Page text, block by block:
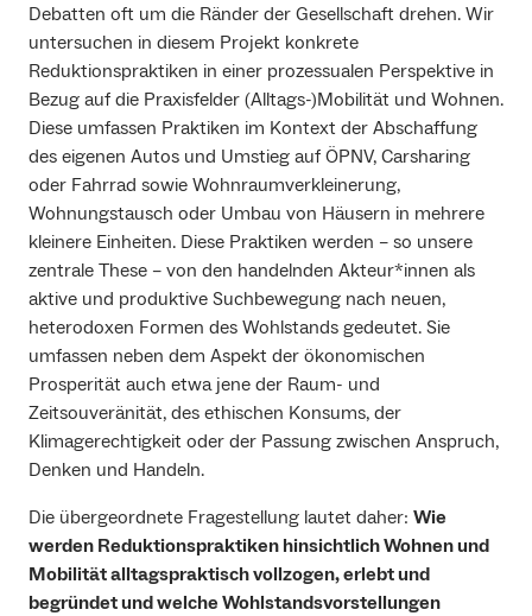
Debatten oft um die Ränder der Gesellschaft drehen. Wir
untersuchen in diesem Projekt konkrete
Reduktionspraktiken in einer prozessualen Perspektive in
Bezug auf die Praxisfelder (Alltags-)Mobilität und Wohnen.
Diese umfassen Praktiken im Kontext der Abschaffung
des eigenen Autos und Umstieg auf ÖPNV, Carsharing
oder Fahrrad sowie Wohnraumverkleinerung,
Wohnungstausch oder Umbau von Häusern in mehrere
kleinere Einheiten. Diese Praktiken werden – so unsere
zentrale These – von den handelnden Akteur*innen als
aktive und produktive Suchbewegung nach neuen,
heterodoxen Formen des Wohlstands gedeutet. Sie
umfassen neben dem Aspekt der ökonomischen
Prosperität auch etwa jene der Raum- und
Zeitsouveränität, des ethischen Konsums, der
Klimagerechtigkeit oder der Passung zwischen Anspruch,
Denken und Handeln.
Die übergeordnete Fragestellung lautet daher: Wie
werden Reduktionspraktiken hinsichtlich Wohnen und
Mobilität alltagspraktisch vollzogen, erlebt und
begründet und welche Wohlstandsvorstellungen